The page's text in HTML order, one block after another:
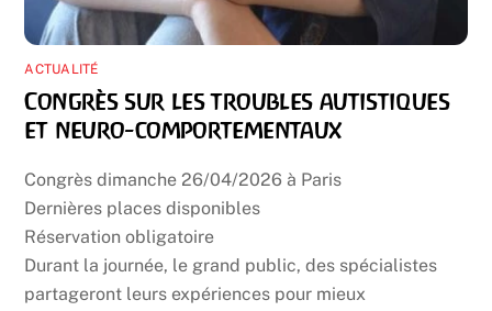
ACTUALITÉ
Congrès sur les troubles autistiques
et neuro-comportementaux
Congrès dimanche 26/04/2026 à Paris
Dernières places disponibles
Réservation obligatoire
Durant la journée, le grand public, des spécialistes
partageront leurs expériences pour mieux